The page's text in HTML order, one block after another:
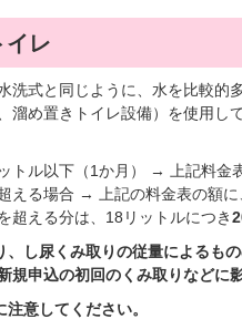
イレ
洗式と同じように、水を比較的
溜め置きトイレ設備）を使用し
トル以下（1か月） → 上記料金
える場合 → 上記の料金表の額
超える分は、18リットルにつき
し尿くみ取りの従量によるも
規申込の初回のくみ取りなどに
意してください。